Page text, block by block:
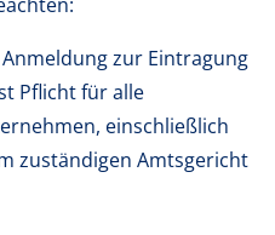
Anmeldung zur Eintragung
Pflicht für alle
einschließlich
zuständigen Amtsgericht